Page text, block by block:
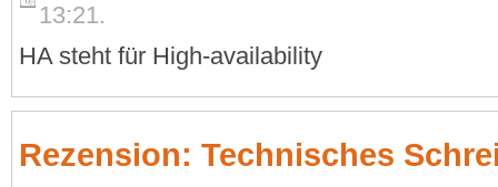
13:21.
HA steht für High-availability
Rezension: Technisches